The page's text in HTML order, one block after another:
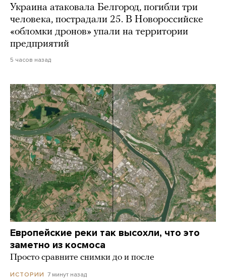
Украина атаковала Белгород, погибли три
человека, пострадали 25. В Новороссийске
«обломки дронов» упали на территории
предприятий
5 часов назад
Европейские реки так высохли, что это
заметно из космоса
Просто сравните снимки до и после
ИСТОРИИ 7 минут назад